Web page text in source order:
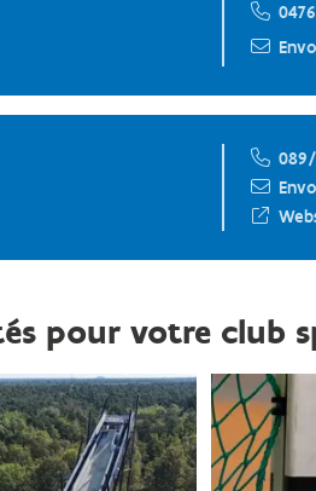
pour votre club